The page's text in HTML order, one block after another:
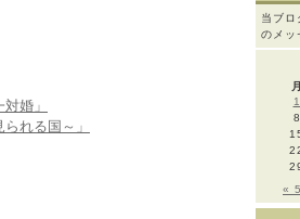
婚」
れる国～」
当ブロ
のメッ
月
1
8
«